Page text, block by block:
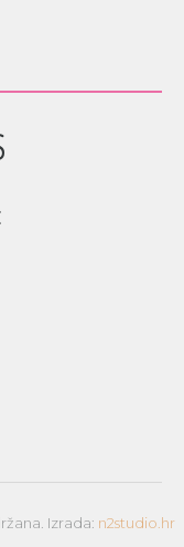
Izrada: n2studio.hr